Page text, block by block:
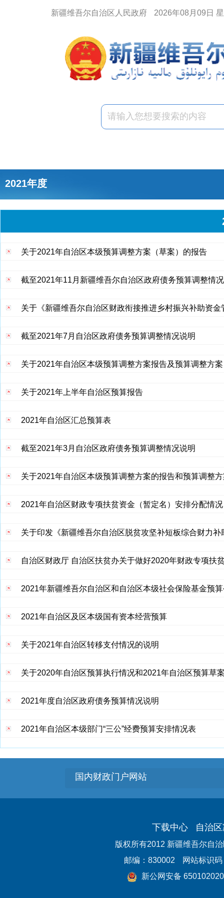
新疆维吾尔自治区人民政府 2026年08月09日
2021年度
关于2021年自治区本级预算调整方案（草案）的报告
截至2021年11月新疆维吾尔自治区政府债务预算调整情
关于《新疆维吾尔自治区财政衔接推进乡村振兴补助资金
截至2021年7月自治区政府债务预算调整情况说明
关于2021年自治区本级预算调整方案报告及预算调整方案
关于2021年上半年自治区预算报告
2021年自治区汇总预算表
截至2021年3月自治区政府债务预算调整情况说明
关于2021年自治区本级预算调整方案的报告和预算调整
2021年自治区财政专项扶贫资金（暂定名）安排分配情况
关于印发《新疆维吾尔自治区脱贫攻坚补短板综合财力
自治区财政厅 自治区扶贫办关于做好2020年财政专项扶
2021年新疆维吾尔自治区和自治区本级社会保险基金预
2021年自治区及区本级国有资本经营预算
关于2021年自治区转移支付情况的说明
2021年度自治区政府债务预算情况说明
2021年自治区本级部门“三公”经费预算安排情况表
国内财政门户网站
下载中心 自治
版权所有2012 新疆维吾尔自
邮编：830002
网站标识
新公网安备